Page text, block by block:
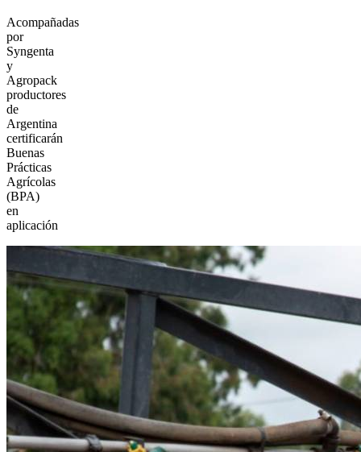
Acompañadas
por
Syngenta
y
Agropack
productores
de
Argentina
certificarán
Buenas
Prácticas
Agrícolas
(BPA)
en
aplicación